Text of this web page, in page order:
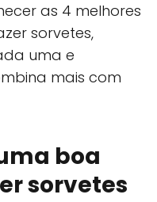
as 4 melhores
sorvetes,
uma e
mais com
boa
sorvetes